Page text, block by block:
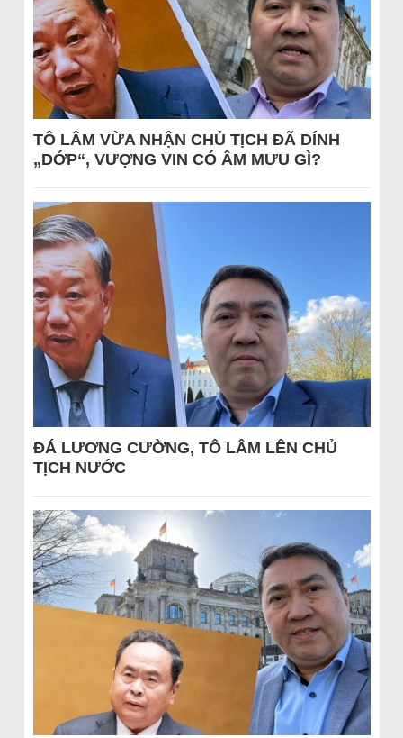
TÔ LÂM VỪA NHẬN CHỦ TỊCH ĐÃ DÍNH
„DỚP“, VƯỢNG VIN CÓ ÂM MƯU GÌ?
ĐÁ LƯƠNG CƯỜNG, TÔ LÂM LÊN CHỦ
TỊCH NƯỚC